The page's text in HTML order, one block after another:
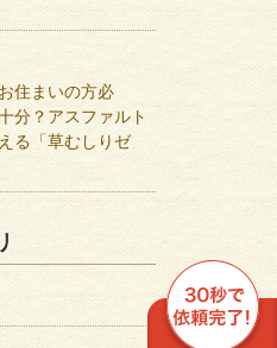
住まいの方必
分？アスファルト
る「草むしりゼ